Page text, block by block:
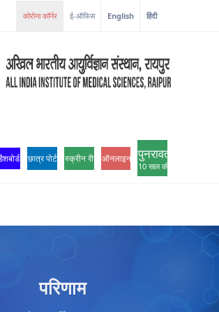
कोरोना कॉर्नर ई-ऑफिस English हिंदी
छात्र पोर्टल स्क्रीन रीडर एक्सेसऑनलाइन ओपीडी पंजीकरण
पुनरावर्तन
10 साल की उत्कृष्टता
परिणाम